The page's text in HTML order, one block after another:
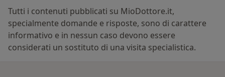
Tutti i contenuti pubblicati su MioDottore.it,
specialmente domande e risposte, sono di carattere
informativo e in nessun caso devono essere
considerati un sostituto di una visita specialistica.